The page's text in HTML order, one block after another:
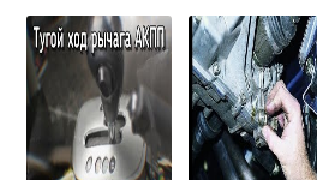
НА ГРАНТЕ
МОПЕДА АЛЬФА